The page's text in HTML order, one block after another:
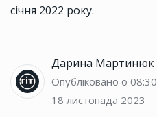
січня 2022 року.
Дарина Мартинюк
Опубліковано о 08:30
18 листопада 2023